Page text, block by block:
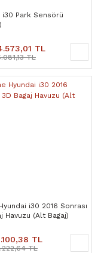
i30 Park Sensörü
TL
TL
i30 2016 Sonrası
Havuzu (Alt Bagaj)
TL
TL